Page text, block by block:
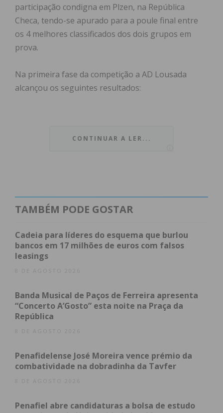
participação condigna em Plzen, na República
Checa, tendo-se apurado para a poule final entre
os 4 melhores classificados dos dois grupos em
prova.
Na primeira fase da competição a AD Lousada
alcançou os seguintes resultados:
WETTINGEN v LOUSADA (Pool D, Pool A)
Com esta prestação a ADL garantiu o 2ª lugar no
entre os dois melhores classificados dos Grupos A e
B. Acabou por ter alguma infelicidade na partida
derrotada (4-3) nos instantes finais da partida. O
terceiro lugar teria dado entrada na “Champions”
do Hóquei Indoor:
OKSVINNITSA v LOUSADA (Pool D)
Vitor Valinhas e Hugo Santos quedou-se pelo 4.º
CONTINUAR A LER...
TAMBÉM PODE GOSTAR
Cadeia para líderes do esquema que burlou
bancos em 17 milhões de euros com falsos
leasings
8 DE AGOSTO 2026
Banda Musical de Paços de Ferreira apresenta
“Concerto A’Gosto” esta noite na Praça da
República
8 DE AGOSTO 2026
Penafidelense José Moreira vence prémio da
combatividade na dobradinha da Tavfer
8 DE AGOSTO 2026
Penafiel abre candidaturas a bolsa de estudo